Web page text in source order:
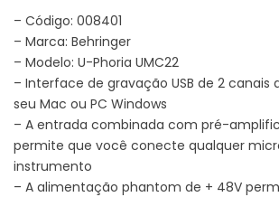
– Código: 008401
– Marca: Behringer
– Modelo: U-Phoria UMC22
– Interface de gravação USB de 2 canais
seu Mac ou PC Windows
– A entrada combinada com pré-
permite que você conecte qualquer
instrumento
– A alimentação phantom de + 48V